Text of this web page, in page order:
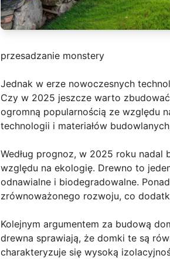
przesadzanie monstery
Jednak w erze nowoczesnych
Czy w 2025 jeszcze warto
ogromną popularnością ze względu
technologii i materiałów
Według prognoz, w 2025 roku
względu na ekologię. Drewno to
odnawialne i biodegradowalne.
zrównoważonego rozwoju, co
Kolejnym argumentem za budową
drewna sprawiają, że domki te są
charakteryzuje się wysoką